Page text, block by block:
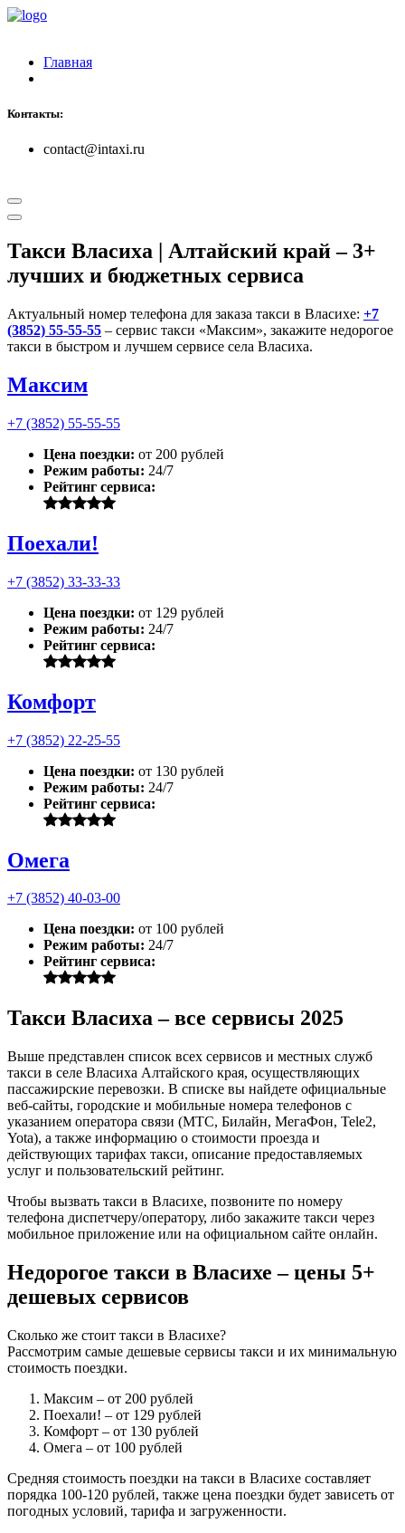
Главная
Контакты:
contact@intaxi.ru
Такси Власиха | Алтайский край– 3+
лучших и бюджетных сервиса
Актуальный номер телефона для заказа такси в Власихе: +7
(3852) 55-55-55 – сервис такси «Максим», закажите недорогое
такси в быстром и лучшем сервисе села Власиха.
Максим
+7 (3852) 55-55-55
Цена поездки: от 200 рублей
Режим работы: 24/7
Рейтинг сервиса:
Поехали!
+7 (3852) 33-33-33
Цена поездки: от 129 рублей
Режим работы: 24/7
Рейтинг сервиса:
Комфорт
+7 (3852) 22-25-55
Цена поездки: от 130 рублей
Режим работы: 24/7
Рейтинг сервиса:
Омега
+7 (3852) 40-03-00
Цена поездки: от 100 рублей
Режим работы: 24/7
Рейтинг сервиса:
Такси Власиха – все сервисы 2025
Выше представлен список всех сервисов и местных служб
такси в селе Власиха Алтайского края, осуществляющих
пассажирские перевозки. В списке вы найдете официальные
веб-сайты, городские и мобильные номера телефонов с
указанием оператора связи (МТС, Билайн, МегаФон, Tele2,
Yota), а также информацию о стоимости проезда и
действующих тарифах такси, описание предоставляемых
услуг и пользовательский рейтинг.
Чтобы вызвать такси в Власихе, позвоните по номеру
телефона диспетчеру/оператору, либо закажите такси через
мобильное приложение или на официальном сайте онлайн.
Недорогое такси в Власихе – цены 5+
дешевых сервисов
Сколько же стоит такси в Власихе?
Рассмотрим самые дешевые сервисы такси и их минимальную
стоимость поездки.
Максим – от 200 рублей
Поехали! – от 129 рублей
Комфорт – от 130 рублей
Омега – от 100 рублей
Средняя стоимость поездки на такси в Власихе составляет
порядка 100-120 рублей, также цена поездки будет зависеть от
погодных условий, тарифа и загруженности.